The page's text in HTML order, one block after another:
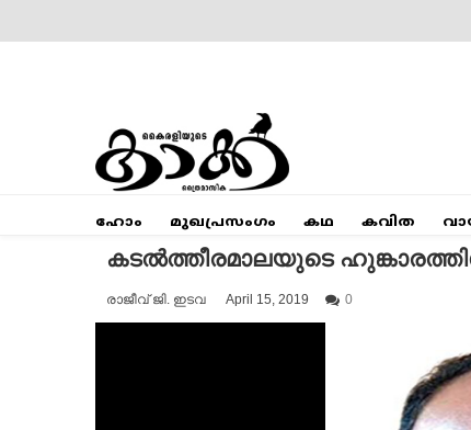
Mumbai Kaakka
ഹോം മുഖപ്രസംഗം കഥ കവിത
കടൽത്തീരമാലയുടെ
രാജീവ് ജി. ഇടവ April 15, 2019 0